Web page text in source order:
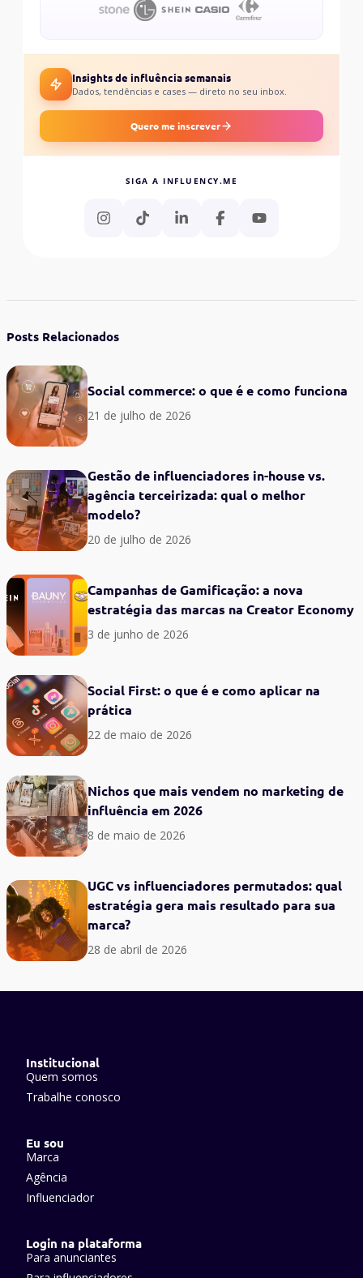
Insights de influência semanais
Dados, tendências e cases — direto no seu inbox.
Quero me inscrever
SIGA A INFLUENCY.ME
Posts Relacionados
Social commerce: o que é e como funciona
21 de julho de 2026
Gestão de influenciadores in-house vs.
agência terceirizada: qual o melhor
modelo?
20 de julho de 2026
Campanhas de Gamificação: a nova
estratégia das marcas na Creator Economy
3 de junho de 2026
Social First: o que é e como aplicar na
prática
22 de maio de 2026
Nichos que mais vendem no marketing de
influência em 2026
8 de maio de 2026
UGC vs influenciadores permutados: qual
estratégia gera mais resultado para sua
marca?
28 de abril de 2026
Institucional
Quem somos
Trabalhe conosco
Eu sou
Marca
Agência
Influenciador
Login na plataforma
Para anunciantes